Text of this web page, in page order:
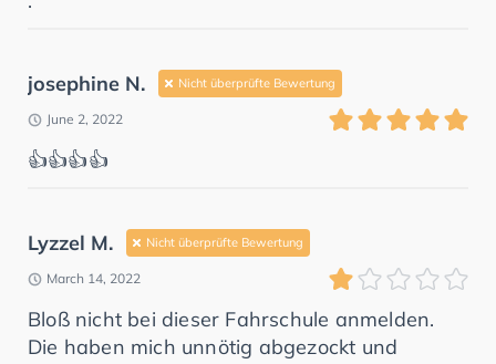
josephine N. Nicht überprüfte Bewertung
June 2, 2022
👍👍👍👍
Lyzzel M. Nicht überprüfte Bewertung
March 14, 2022
Bloß nicht bei dieser Fahrschule anmelden.
Die haben mich unnötig abgezockt und